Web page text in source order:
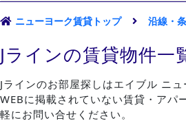
ニューヨーク賃貸トップ 沿線・
Jラインの賃貸物件一
Jラインのお部屋探しはエイブル ニ
WEBに掲載されていない賃貸・アパ
軽にお問い合せください。